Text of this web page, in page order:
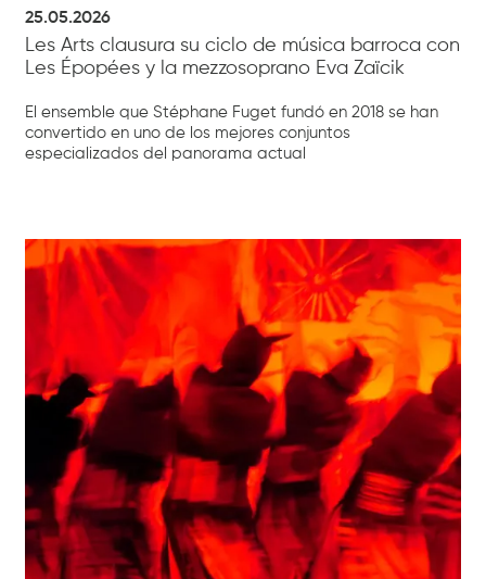
25.05.2026
Les Arts clausura su ciclo de música barroca con
Les Épopées y la mezzosoprano Eva Zaïcik
El ensemble que Stéphane Fuget fundó en 2018 se han
convertido en uno de los mejores conjuntos
especializados del panorama actual